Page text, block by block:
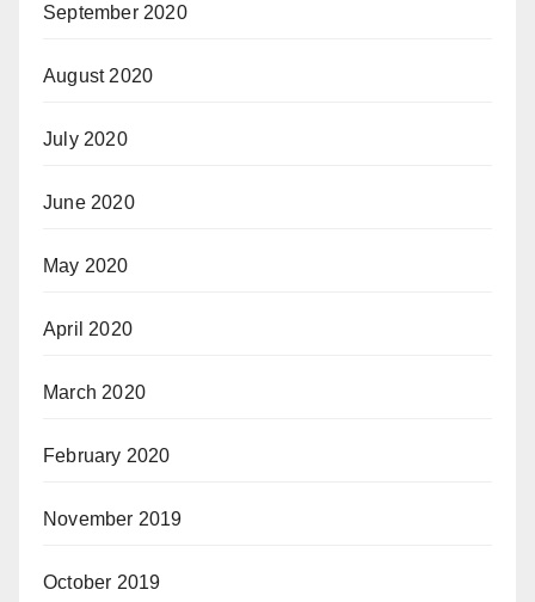
September 2020
August 2020
July 2020
June 2020
May 2020
April 2020
March 2020
February 2020
November 2019
October 2019